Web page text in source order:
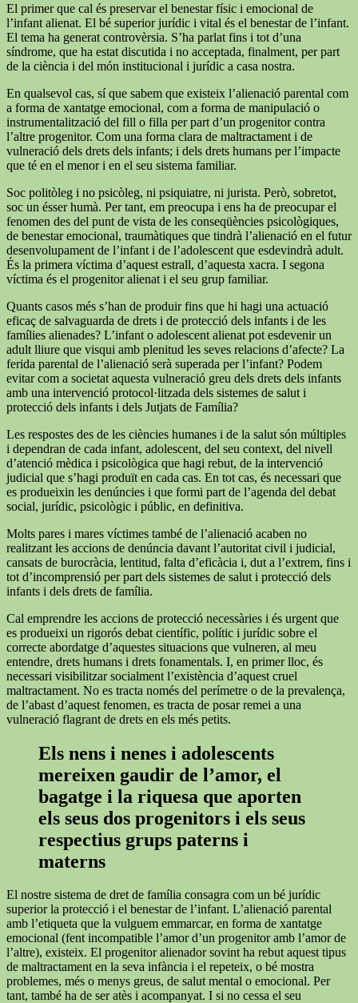
El primer que cal és preservar el benestar físic i emocional de
l’infant alienat. El bé superior jurídic i vital és el benestar de l’infant.
El tema ha generat controvèrsia. S’ha parlat fins i tot d’una
síndrome, que ha estat discutida i no acceptada, finalment, per part
de la ciència i del món institucional i jurídic a casa nostra.
En qualsevol cas, sí que sabem que existeix l’alienació parental com
a forma de xantatge emocional, com a forma de manipulació o
instrumentalització del fill o filla per part d’un progenitor contra
l’altre progenitor. Com una forma clara de maltractament i de
vulneració dels drets dels infants; i dels drets humans per l’impacte
que té en el menor i en el seu sistema familiar.
Soc politòleg i no psicòleg, ni psiquiatre, ni jurista. Però, sobretot,
soc un ésser humà. Per tant, em preocupa i ens ha de preocupar el
fenomen des del punt de vista de les conseqüències psicològiques,
de benestar emocional, traumàtiques que tindrà l’alienació en el futur
desenvolupament de l’infant i de l’adolescent que esdevindrà adult.
És la primera víctima d’aquest estrall, d’aquesta xacra. I segona
víctima és el progenitor alienat i el seu grup familiar.
Quants casos més s’han de produir fins que hi hagi una actuació
eficaç de salvaguarda de drets i de protecció dels infants i de les
famílies alienades? L’infant o adolescent alienat pot esdevenir un
adult lliure que visqui amb plenitud les seves relacions d’afecte? La
ferida parental de l’alienació serà superada per l’infant? Podem
evitar com a societat aquesta vulneració greu dels drets dels infants
amb una intervenció protocol·litzada dels sistemes de salut i
protecció dels infants i dels Jutjats de Família?
Les respostes des de les ciències humanes i de la salut són múltiples
i dependran de cada infant, adolescent, del seu context, del nivell
d’atenció mèdica i psicològica que hagi rebut, de la intervenció
judicial que s’hagi produït en cada cas. En tot cas, és necessari que
es produeixin les denúncies i que formi part de l’agenda del debat
social, jurídic, psicològic i públic, en definitiva.
Molts pares i mares víctimes també de l’alienació acaben no
realitzant les accions de denúncia davant l’autoritat civil i judicial,
cansats de burocràcia, lentitud, falta d’eficàcia i, dut a l’extrem, fins i
tot d’incomprensió per part dels sistemes de salut i protecció dels
infants i dels drets de família.
Cal emprendre les accions de protecció necessàries i és urgent que
es produeixi un rigorós debat científic, polític i jurídic sobre el
correcte abordatge d’aquestes situacions que vulneren, al meu
entendre, drets humans i drets fonamentals. I, en primer lloc, és
necessari visibilitzar socialment l’existència d’aquest cruel
maltractament. No es tracta només del perímetre o de la prevalença,
de l’abast d’aquest fenomen, es tracta de posar remei a una
vulneració flagrant de drets en els més petits.
Els nens i nenes i adolescents
mereixen gaudir de l’amor, el
bagatge i la riquesa que aporten
els seus dos progenitors i els seus
respectius grups paterns i
materns
El nostre sistema de dret de família consagra com un bé jurídic
superior la protecció i el benestar de l’infant. L’alienació parental
amb l’etiqueta que la vulguem emmarcar, en forma de xantatge
emocional (fent incompatible l’amor d’un progenitor amb l’amor de
l’altre), existeix. El progenitor alienador sovint ha rebut aquest tipus
de maltractament en la seva infància i el repeteix, o bé mostra
problemes, més o menys greus, de salut mental o emocional. Per
tant, també ha de ser atès i acompanyat. I si no cessa el seu